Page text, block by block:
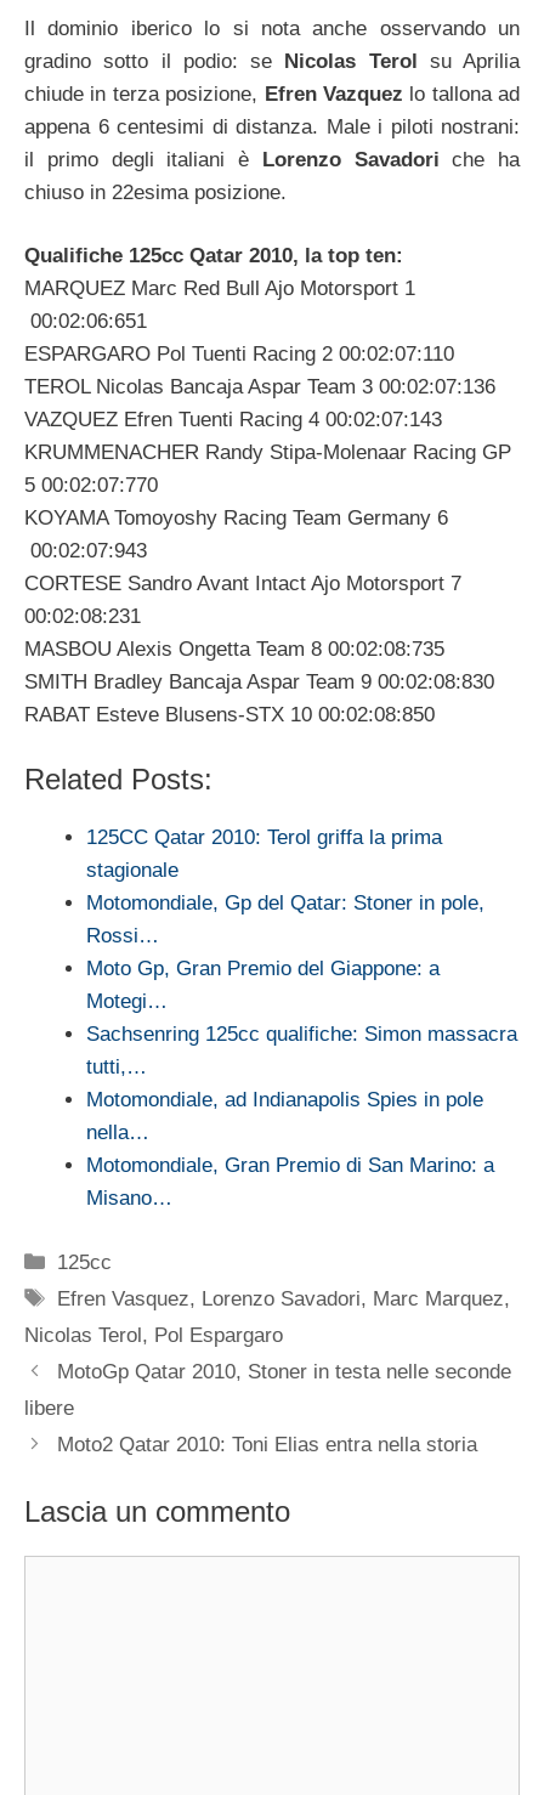
Il dominio iberico lo si nota anche osservando un
gradino sotto il podio: se Nicolas Terol su Aprilia
chiude in terza posizione, Efren Vazquez lo tallona ad
appena 6 centesimi di distanza. Male i piloti nostrani:
il primo degli italiani è Lorenzo Savadoriche ha
chiuso in 22esima posizione.
Qualifiche 125cc Qatar 2010, la top ten:
MARQUEZ Marc Red Bull Ajo Motorsport 1
00:02:06:651
ESPARGARO Pol Tuenti Racing 2 00:02:07:110
TEROL Nicolas Bancaja Aspar Team 3 00:02:07:136
VAZQUEZ Efren Tuenti Racing 4 00:02:07:143
KRUMMENACHER Randy Stipa-Molenaar Racing GP
5 00:02:07:770
KOYAMA Tomoyoshy Racing Team Germany 6
00:02:07:943
CORTESE Sandro Avant Intact Ajo Motorsport 7
00:02:08:231
MASBOU Alexis Ongetta Team 8 00:02:08:735
SMITH Bradley Bancaja Aspar Team 9 00:02:08:830
RABAT Esteve Blusens-STX 10 00:02:08:850
Related Posts:
125CC Qatar 2010: Terol griffa la prima
stagionale
Motomondiale, Gp del Qatar: Stoner in pole,
Rossi…
Moto Gp, Gran Premio del Giappone: a
Motegi…
Sachsenring 125cc qualifiche: Simon massacra
tutti,…
Motomondiale, ad Indianapolis Spies in pole
nella…
Motomondiale, Gran Premio di San Marino: a
Misano…
Categorie
125cc
Tag
Efren Vasquez, Lorenzo Savadori, Marc Marquez,
Nicolas Terol, Pol Espargaro
MotoGp Qatar 2010, Stoner in testa nelle seconde
libere
Moto2 Qatar 2010: Toni Elias entra nella storia
Lascia un commento